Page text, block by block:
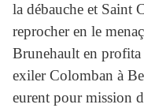
la débauche et
reprocher en le
Brunehault en
exiler Colomban à
eurent pour mission